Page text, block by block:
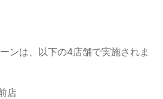
ンは、以下の4店舗で実施されま
店